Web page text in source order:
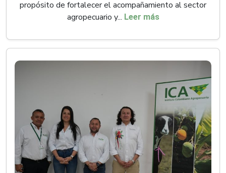
propósito de fortalecer el acompañamiento al sector
agropecuario y... Leer más